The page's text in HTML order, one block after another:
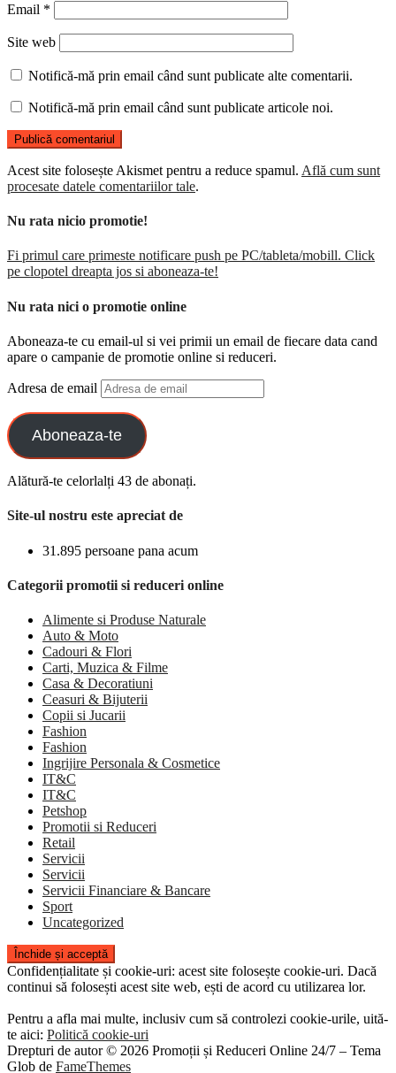
Email *
Site web
Notifică-mă prin email când sunt publicate alte comentarii.
Notifică-mă prin email când sunt publicate articole noi.
Acest site folosește Akismet pentru a reduce spamul. Află cum sunt
procesate datele comentariilor tale.
Nu rata nicio promotie!
Fi primul care primeste notificare push pe PC/tableta/mobill. Click
pe clopotel dreapta jos si aboneaza-te!
Nu rata nici o promotie online
Aboneaza-te cu email-ul si vei primii un email de fiecare data cand
apare o campanie de promotie online si reduceri.
Adresa de email
Aboneaza-te
Alătură-te celorlalți 43 de abonați.
Site-ul nostru este apreciat de
31.895 persoane pana acum
Categorii promotii si reduceri online
Alimente si Produse Naturale
Auto & Moto
Cadouri & Flori
Carti, Muzica & Filme
Casa & Decoratiuni
Ceasuri & Bijuterii
Copii si Jucarii
Fashion
Fashion
Ingrijire Personala & Cosmetice
IT&C
IT&C
Petshop
Promotii si Reduceri
Retail
Servicii
Servicii
Servicii Financiare & Bancare
Sport
Uncategorized
Confidențialitate și cookie-uri: acest site folosește cookie-uri. Dacă
continui să folosești acest site web, ești de acord cu utilizarea lor.
Pentru a afla mai multe, inclusiv cum să controlezi cookie-urile, uită-
te aici: Politică cookie-uri
Drepturi de autor © 2026 Promoții și Reduceri Online 24/7 – Tema
Glob de FameThemes